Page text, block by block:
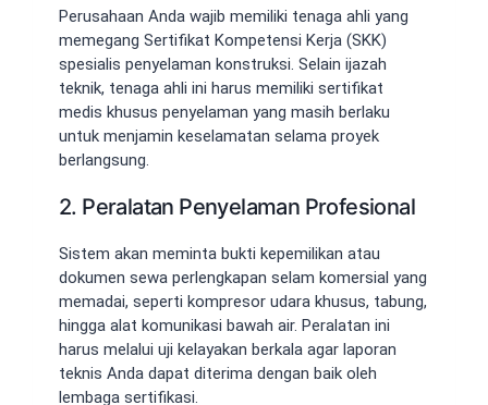
Perusahaan Anda wajib memiliki tenaga ahli yang
memegang Sertifikat Kompetensi Kerja (SKK)
spesialis penyelaman konstruksi. Selain ijazah
teknik, tenaga ahli ini harus memiliki sertifikat
medis khusus penyelaman yang masih berlaku
untuk menjamin keselamatan selama proyek
berlangsung.
2. Peralatan Penyelaman Profesional
Sistem akan meminta bukti kepemilikan atau
dokumen sewa perlengkapan selam komersial yang
memadai, seperti kompresor udara khusus, tabung,
hingga alat komunikasi bawah air. Peralatan ini
harus melalui uji kelayakan berkala agar laporan
teknis Anda dapat diterima dengan baik oleh
lembaga sertifikasi.